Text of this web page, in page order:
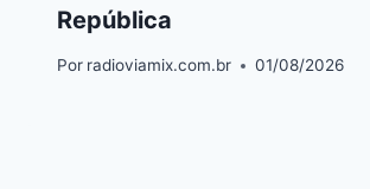
República
Por radioviamix.com.br 01/08/2026